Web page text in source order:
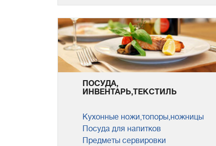
ПОСУДА,
ИНВЕНТАРЬ,ТЕКСТИЛЬ
Кухонные ножи,топоры,ножницы
Посуда для напитков
Предметы сервировки